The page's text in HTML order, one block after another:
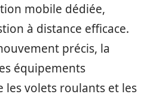
mobile dédiée,
à distance efficace.
précis, la
équipements
les volets roulants et les